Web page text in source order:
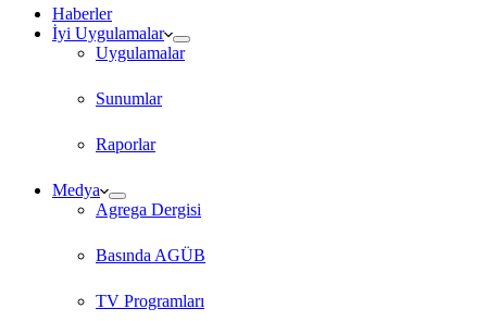
Haberler
İyi Uygulamalar
Uygulamalar
Sunumlar
Raporlar
Medya
Agrega Dergisi
Basında AGÜB
TV Programları